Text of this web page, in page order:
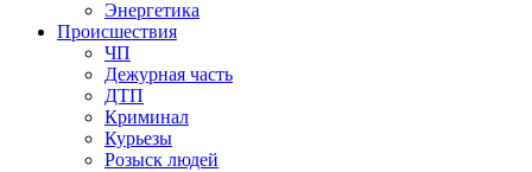
Энергетика
Происшествия
ЧП
Дежурная часть
ДТП
Криминал
Курьезы
Розыск людей